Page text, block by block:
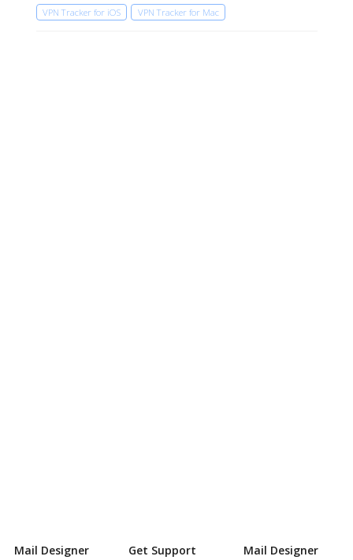
VPN Tracker for iOS VPN Tracker for Mac
Mail Designer
Get Support
Mail Designer